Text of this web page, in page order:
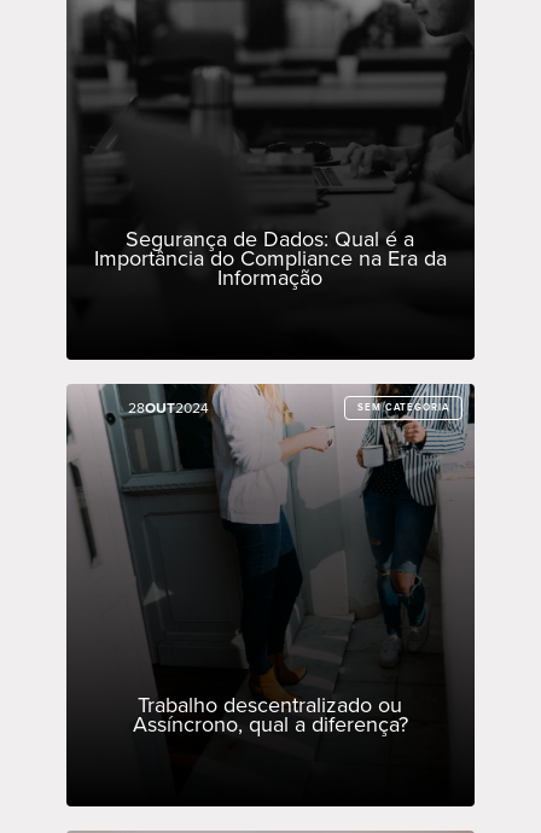
Segurança de Dados: Qual é a
Importância do Compliance na Era da
Informação
28OUT2024 SEM CATEGORIA
Trabalho descentralizado ou
Assíncrono, qual a diferença?
28OUT2024 SEM CATEGORIA